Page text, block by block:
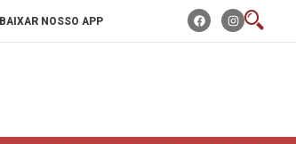
BAIXAR NOSSO APP